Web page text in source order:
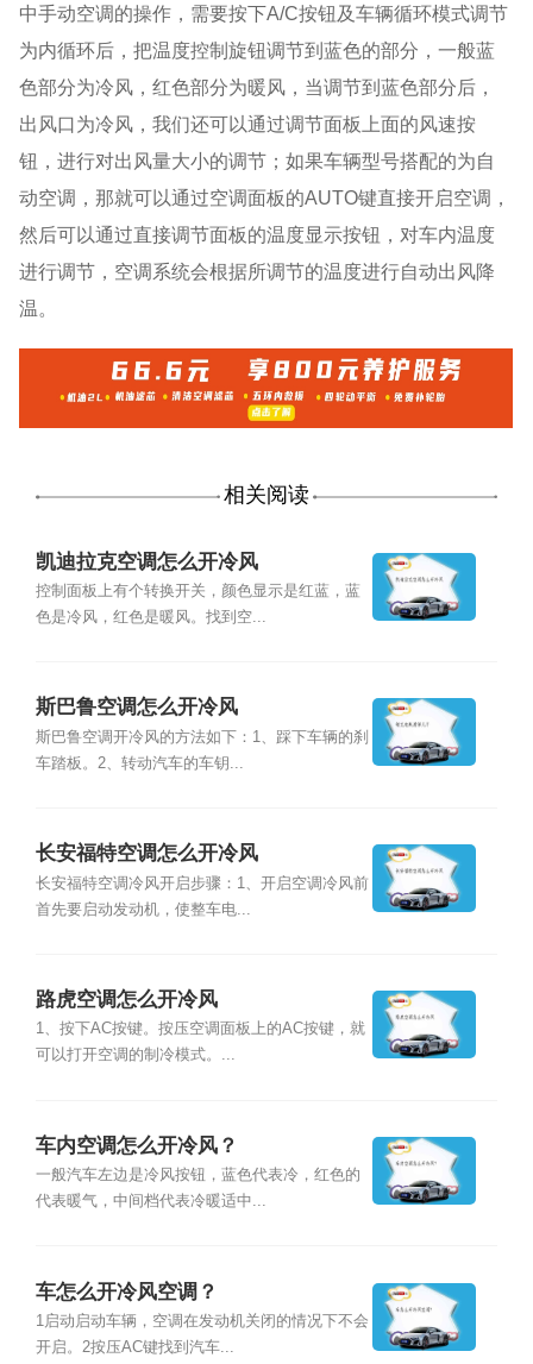
中手动空调的操作，需要按下A/C按钮及车辆循环模式调节
为内循环后，把温度控制旋钮调节到蓝色的部分，一般蓝
色部分为冷风，红色部分为暖风，当调节到蓝色部分后，
出风口为冷风，我们还可以通过调节面板上面的风速按
钮，进行对出风量大小的调节；如果车辆型号搭配的为自
动空调，那就可以通过空调面板的AUTO键直接开启空调，
然后可以通过直接调节面板的温度显示按钮，对车内温度
进行调节，空调系统会根据所调节的温度进行自动出风降
温。
相关阅读
凯迪拉克空调怎么开冷风
控制面板上有个转换开关，颜色显示是红蓝，蓝
色是冷风，红色是暖风。找到空...
斯巴鲁空调怎么开冷风
斯巴鲁空调开冷风的方法如下：1、踩下车辆的刹
车踏板。2、转动汽车的车钥...
长安福特空调怎么开冷风
长安福特空调冷风开启步骤：1、开启空调冷风前
首先要启动发动机，使整车电...
路虎空调怎么开冷风
1、按下AC按键。按压空调面板上的AC按键，就
可以打开空调的制冷模式。...
车内空调怎么开冷风？
一般汽车左边是冷风按钮，蓝色代表冷，红色的
代表暖气，中间档代表冷暖适中...
车怎么开冷风空调？
1启动启动车辆，空调在发动机关闭的情况下不会
开启。2按压AC键找到汽车...